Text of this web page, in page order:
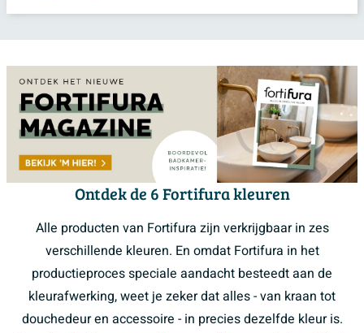
Ontdek de 6 Fortifura kleuren
Alle producten van Fortifura zijn verkrijgbaar in zes
verschillende kleuren. En omdat Fortifura in het
productieproces speciale aandacht besteedt aan de
kleurafwerking, weet je zeker dat alles - van kraan tot
douchedeur en accessoire - in precies dezelfde kleur is.